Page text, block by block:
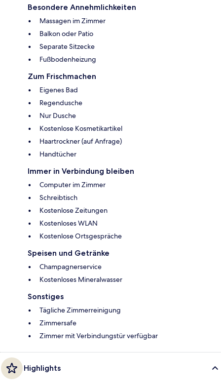
Besondere Annehmlichkeiten
Massagen im Zimmer
Balkon oder Patio
Separate Sitzecke
Fußbodenheizung
Zum Frischmachen
Eigenes Bad
Regendusche
Nur Dusche
Kostenlose Kosmetikartikel
Haartrockner (auf Anfrage)
Handtücher
Immer in Verbindung bleiben
Computer im Zimmer
Schreibtisch
Kostenlose Zeitungen
Kostenloses WLAN
Kostenlose Ortsgespräche
Speisen und Getränke
Champagnerservice
Kostenloses Mineralwasser
Sonstiges
Tägliche Zimmerreinigung
Zimmersafe
Zimmer mit Verbindungstür verfügbar
Highlights